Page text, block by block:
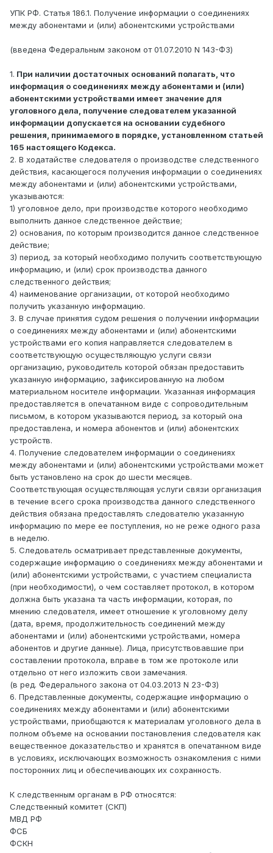
УПК РФ. Статья 186.1. Получение информации о соединениях
между абонентами и (или) абонентскими устройствами
(введена Федеральным законом от 01.07.2010 N 143-ФЗ)
1. При наличии достаточных оснований полагать, что
информация о соединениях между абонентами и (или)
абонентскими устройствами имеет значение для
уголовного дела, получение следователем указанной
информации допускается на основании судебного
решения, принимаемого в порядке, установленном статьей
165 настоящего Кодекса.
2. В ходатайстве следователя о производстве следственного
действия, касающегося получения информации о соединениях
между абонентами и (или) абонентскими устройствами,
указываются:
1) уголовное дело, при производстве которого необходимо
выполнить данное следственное действие;
2) основания, по которым производится данное следственное
действие;
3) период, за который необходимо получить соответствующую
информацию, и (или) срок производства данного
следственного действия;
4) наименование организации, от которой необходимо
получить указанную информацию.
3. В случае принятия судом решения о получении информации
о соединениях между абонентами и (или) абонентскими
устройствами его копия направляется следователем в
соответствующую осуществляющую услуги связи
организацию, руководитель которой обязан предоставить
указанную информацию, зафиксированную на любом
материальном носителе информации. Указанная информация
предоставляется в опечатанном виде с сопроводительным
письмом, в котором указываются период, за который она
предоставлена, и номера абонентов и (или) абонентских
устройств.
4. Получение следователем информации о соединениях
между абонентами и (или) абонентскими устройствами может
быть установлено на срок до шести месяцев.
Соответствующая осуществляющая услуги связи организация
в течение всего срока производства данного следственного
действия обязана предоставлять следователю указанную
информацию по мере ее поступления, но не реже одного раза
в неделю.
5. Следователь осматривает представленные документы,
содержащие информацию о соединениях между абонентами и
(или) абонентскими устройствами, с участием специалиста
(при необходимости), о чем составляет протокол, в котором
должна быть указана та часть информации, которая, по
мнению следователя, имеет отношение к уголовному делу
(дата, время, продолжительность соединений между
абонентами и (или) абонентскими устройствами, номера
абонентов и другие данные). Лица, присутствовавшие при
составлении протокола, вправе в том же протоколе или
отдельно от него изложить свои замечания.
(в ред. Федерального закона от 04.03.2013 N 23-ФЗ)
6. Представленные документы, содержащие информацию о
соединениях между абонентами и (или) абонентскими
устройствами, приобщаются к материалам уголовного дела в
полном объеме на основании постановления следователя как
вещественное доказательство и хранятся в опечатанном виде
в условиях, исключающих возможность ознакомления с ними
посторонних лиц и обеспечивающих их сохранность.
К следственным органам в РФ относятся:
Следственный комитет (СКП)
МВД РФ
ФСБ
ФСКН